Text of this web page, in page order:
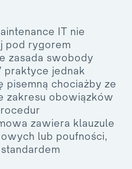
IT nie
pod rygorem
zasada swobody
praktyce jednak
pisemną chociażby ze
zakresu obowiązków
zawiera klauzule
lub poufności,